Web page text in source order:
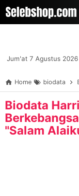
-->
Jum'at 7 Agustus 2026
Home biodata
Biodata
"Salam